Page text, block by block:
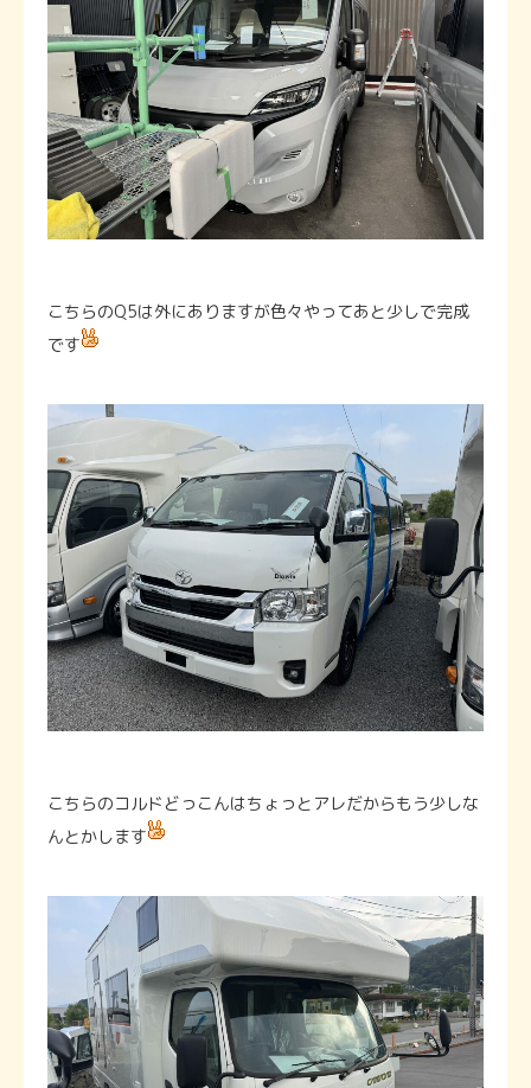
こちらのQ5は外にありますが色々やってあと少しで完成
です
こちらのコルドどっこんはちょっとアレだからもう少しな
んとかします